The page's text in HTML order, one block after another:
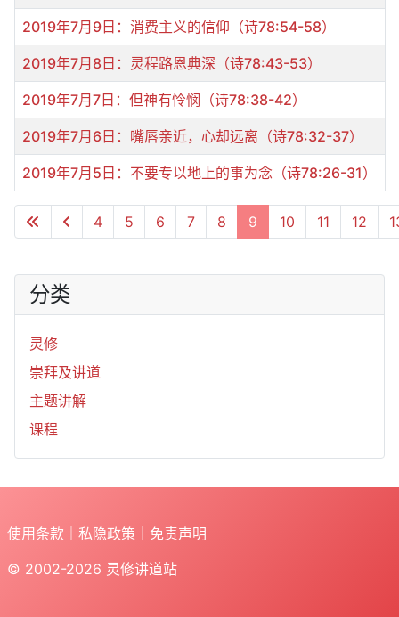
文章列表
2019年7月9日：消费主义的信仰（诗78:54-58）
2019年7月8日：灵程路恩典深（诗78:43-53）
2019年7月7日：但神有怜悯（诗78:38-42）
2019年7月6日：嘴唇亲近，心却远离（诗78:32-37）
2019年7月5日：不要专以地上的事为念（诗78:26-31）
第 9 页 共 19 页
4 5 6 7 8 9 10 11 12
分类
灵修
崇拜及讲道
主题讲解
课程
使用条款 私隐政策
免责声明
© 2002-2026 灵修讲道站